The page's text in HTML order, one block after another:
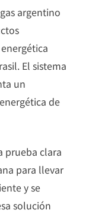
argentino
El sistema
un
de
prueba clara
para llevar
y se
solución